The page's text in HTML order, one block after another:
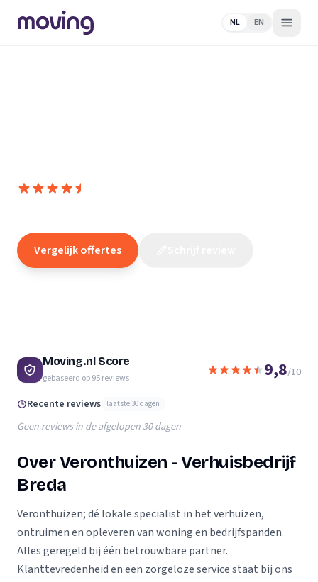
NL EN
Vergelijk offertes
Moving.nl Score
gebaseerd op95reviews 9,8/10
Recente reviews laatste 30 dagen
Geen reviews in de afgelopen 30 dagen
Over Veronthuizen - Verhuisbedrijf
Breda
Veronthuizen; dé lokale specialist in het verhuizen,
ontruimen en opleveren van woning en bedrijfspanden.
Alles geregeld bij één betrouwbare partner.
Klanttevredenheid en een zorgeloze service staat bij ons